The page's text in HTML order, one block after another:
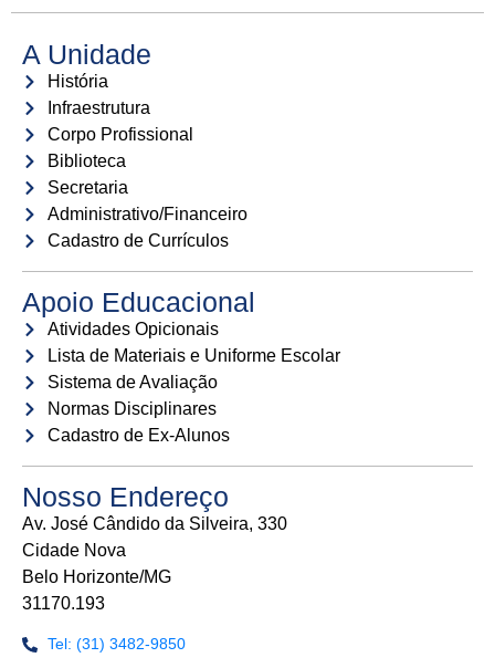
A Unidade
História
Infraestrutura
Corpo Profissional
Biblioteca
Secretaria
Administrativo/Financeiro
Cadastro de Currículos
Apoio Educacional
Atividades Opicionais
Lista de Materiais e Uniforme Escolar
Sistema de Avaliação
Normas Disciplinares
Cadastro de Ex-Alunos
Nosso Endereço
Av. José Cândido da Silveira, 330
Cidade Nova
Belo Horizonte/MG
31170.193
Tel: (31) 3482-9850